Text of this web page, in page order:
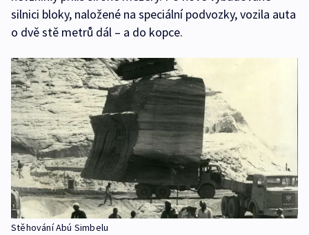
silnici bloky, naložené na speciální podvozky, vozila auta
o dvě stě metrů dál – a do kopce.
Stěhování Abú Simbelu